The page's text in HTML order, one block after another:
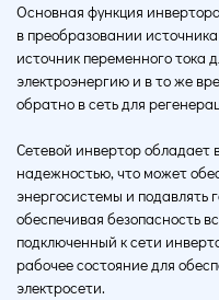
Основная функция
в преобразовании
источник переменного тока
электроэнергию и в то же
обратно в сеть для
Сетевой инвертор обладает
надежностью, что может
энергосистемы и подавлять
обеспечивая безопасность
подключенный к сети
рабочее состояние для
электросети.